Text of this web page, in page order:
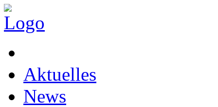
Aktuelles
News